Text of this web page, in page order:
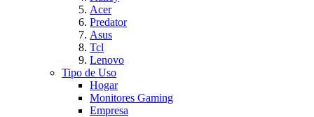
Acer
Predator
Asus
Tcl
Lenovo
Tipo de Uso
Hogar
Monitores Gaming
Empresa